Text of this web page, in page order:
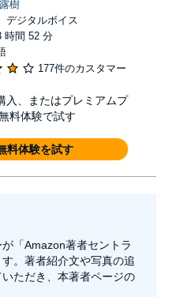
らず世界各所から、
講演を依頼される超人
援している子供たち
いちばん幸せな子供た
太陽の子どもたち」の
ついての名書『トイレ
運法 運呼の法則』、
ポッドキャストコメ
した！！ 櫻庭露樹プ
ーメン⭐️ ★iTunes
樹
デジタルボイス
時間 52 分
177件のカスタマー
入、またはプレミアムプ
料体験で試す
料体験を試す
「Amazon著者セントラ
。著者紹介文や写真の追
ただき、本著者ページの